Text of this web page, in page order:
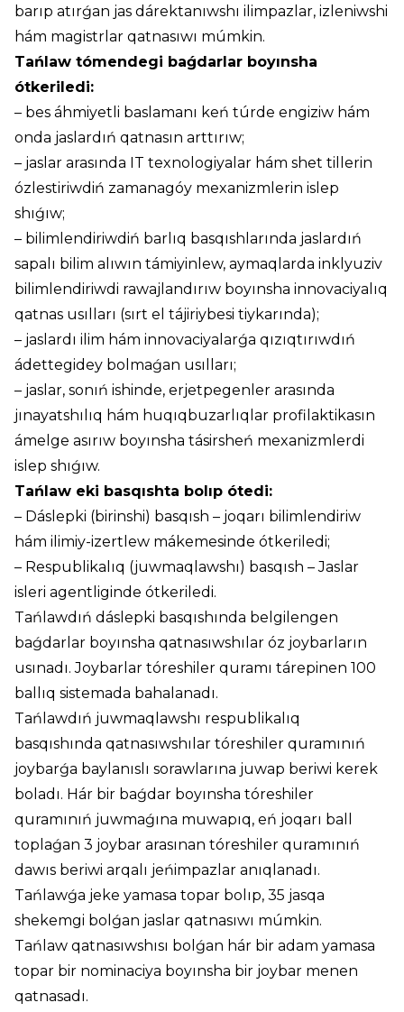
barıp atırǵan jas dárektanıwshı ilimpazlar, izleniwshi
hám magistrlar qatnasıwı múmkin.
Tańlaw tómendegi baǵdarlar boyınsha
ótkeriledi:
– bes áhmiyetli baslamanı keń túrde engiziw hám
onda jaslardıń qatnasın arttırıw;
– jaslar arasında IT texnologiyalar hám shet tillerin
ózlestiriwdiń zamanagóy mexanizmlerin islep
shıǵıw;
– bilimlendiriwdiń barlıq basqıshlarında jaslardıń
sapalı bilim alıwın támiyinlew, aymaqlarda inklyuziv
bilimlendiriwdi rawajlandırıw boyınsha innovaciyalıq
qatnas usılları (sırt el tájiriybesi tiykarında);
– jaslardı ilim hám innovaciyalarǵa qızıqtırıwdıń
ádettegidey bolmaǵan usılları;
– jaslar, sonıń ishinde, erjetpegenler arasında
jınayatshılıq hám huqıqbuzarlıqlar profilaktikasın
ámelge asırıw boyınsha tásirsheń mexanizmlerdi
islep shıǵıw.
Tańlaw eki basqıshta bolıp ótedi:
– Dáslepki (birinshi) basqısh – joqarı bilimlendiriw
hám ilimiy-izertlew mákemesinde ótkeriledi;
– Respublikalıq (juwmaqlawshı) basqısh – Jaslar
isleri agentliginde ótkeriledi.
Tańlawdıń dáslepki basqıshında belgilengen
baǵdarlar boyınsha qatnasıwshılar óz joybarların
usınadı. Joybarlar tóreshiler quramı tárepinen 100
ballıq sistemada bahalanadı.
Tańlawdıń juwmaqlawshı respublikalıq
basqıshında qatnasıwshılar tóreshiler quramınıń
joybarǵa baylanıslı sorawlarına juwap beriwi kerek
boladı. Hár bir baǵdar boyınsha tóreshiler
quramınıń juwmaǵına muwapıq, eń joqarı ball
toplaǵan 3 joybar arasınan tóreshiler quramınıń
dawıs beriwi arqalı jeńimpazlar anıqlanadı.
Tańlawǵa jeke yamasa topar bolıp, 35 jasqa
shekemgi bolǵan jaslar qatnasıwı múmkin.
Tańlaw qatnasıwshısı bolǵan hár bir adam yamasa
topar bir nominaciya boyınsha bir joybar menen
qatnasadı.